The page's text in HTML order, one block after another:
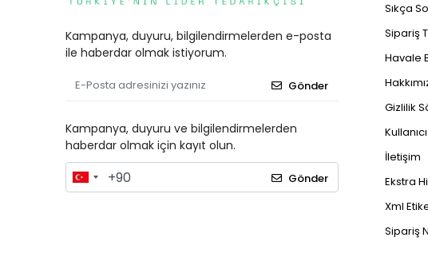
Kampanya, duyuru, bilgilendirmelerden e-posta
ile haberdar olmak istiyorum.
Gönder
Kampanya, duyuru ve bilgilendirmelerden
haberdar olmak için kayıt olun.
Gönder
Sıkça
Sipariş
Havale
Gizlilik
İletişim
Ekstra
Xml
Sipariş